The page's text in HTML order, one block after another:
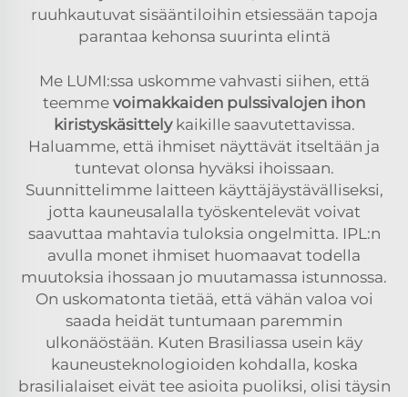
ruuhkautuvat sisääntiloihin etsiessään tapoja
parantaa kehonsa suurinta elintä
Me LUMI:ssa uskomme vahvasti siihen, että
teemme voimakkaiden pulssivalojen ihon
kiristyskäsittely kaikille saavutettavissa.
Haluamme, että ihmiset näyttävät itseltään ja
tuntevat olonsa hyväksi ihoissaan.
Suunnittelimme laitteen käyttäjäystävälliseksi,
jotta kauneusalalla työskentelevät voivat
saavuttaa mahtavia tuloksia ongelmitta. IPL:n
avulla monet ihmiset huomaavat todella
muutoksia ihossaan jo muutamassa istunnossa.
On uskomatonta tietää, että vähän valoa voi
saada heidät tuntumaan paremmin
ulkonäöstään. Kuten Brasiliassa usein käy
kauneusteknologioiden kohdalla, koska
brasilialaiset eivät tee asioita puoliksi, olisi täysin